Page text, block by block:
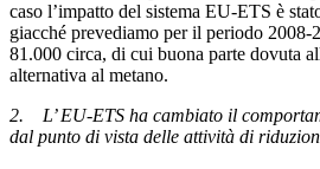
caso l’impatto del sistema EU-ETS è
giacché prevediamo per il periodo 2008-
81.000 circa, di cui buona parte dovuta
alternativa al metano.
2. L’ EU-ETS ha cambiato il
dal punto di vista delle attività di